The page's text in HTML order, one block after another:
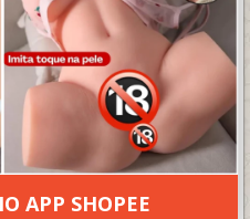
AMIZADES
VIEWS INFORMAR ERRO
APP SHOPEE